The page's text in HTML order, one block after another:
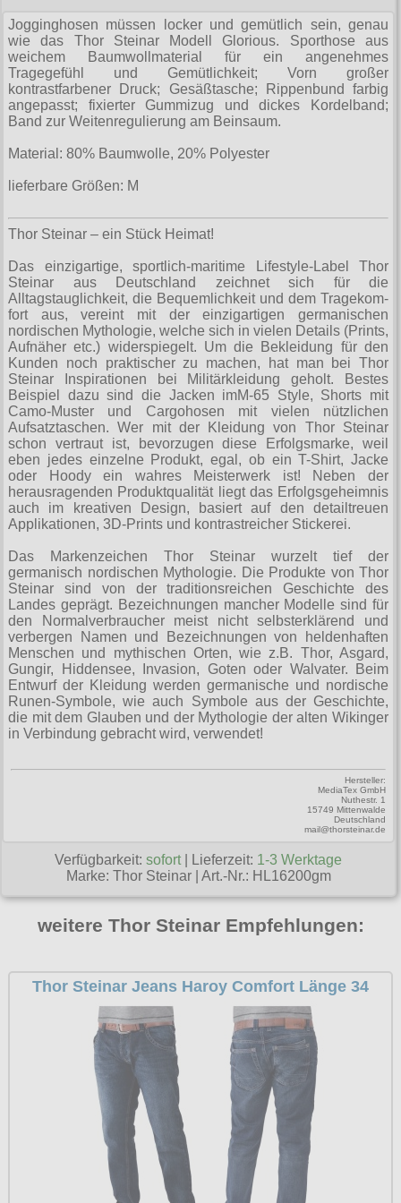
XXXXXL
XXXXXXL
Fliegerjacken
Jogginghosen
Outdoorbekleidung
Poloshirts
T-Shirts
Dobermann
Wikinger
Jogginghosen müssen locker und gemütlich sein, genau
wie das Thor Steinar Modell Glorious. Sporthose aus
weichem Baumwollmaterial für ein angenehmes
Tragegefühl und Gemütlichkeit; Vorn großer
kontrastfarbener Druck; Gesäßtasche; Rippenbund farbig
angepasst; fixierter Gummizug und dickes Kordelband;
Band zur Weitenregulierung am Beinsaum.
Material: 80% Baumwolle, 20% Polyester
lieferbare Größen: M
Thor Steinar – ein Stück Heimat!
Das einzigartige, sportlich-maritime Lifestyle-Label Thor
Steinar aus Deutschland zeichnet sich für die
Alltagstauglichkeit, die Bequemlichkeit und dem Tra­ge­kom­
fort aus, vereint mit der einzigartigen germanischen
nordischen Mythologie, welche sich in vielen Details (Prints,
Aufnäher etc.) widerspiegelt. Um die Bekleidung für den
Kunden noch praktischer zu machen, hat man bei Thor
Steinar Inspirationen bei Militärkleidung geholt. Bestes
Beispiel dazu sind die Jacken imМ-65 Style, Shorts mit
Camo-Muster und Cargohosen mit vielen nützlichen
Aufsatztaschen. Wer mit der Kleidung von Thor Steinar
schon vertraut ist, bevorzugen diese Erfolgsmarke, weil
eben jedes einzelne Produkt, egal, ob ein T-Shirt, Jacke
oder Hoody ein wahres Meisterwerk ist! Neben der
herausragenden Produktqualität liegt das Erfolgsgeheimnis
auch im kreativen Design, basiert auf den detailtreuen
Applikationen, 3D-Prints und kontrastreicher Stickerei.
Das Markenzeichen Thor Steinar wurzelt tief der
germanisch nordischen Mythologie. Die Produkte von Thor
Steinar sind von der traditionsreichen Geschichte des
Landes geprägt. Bezeichnungen mancher Modelle sind für
den Normalverbraucher meist nicht selbsterklärend und
verbergen Namen und Bezeichnungen von heldenhaften
Menschen und mythischen Orten, wie z.B. Thor, Asgard,
Gungir, Hiddensee, Invasion, Goten oder Walvater. Beim
Entwurf der Kleidung werden germanische und nordische
Runen-Symbole, wie auch Symbole aus der Geschichte,
die mit dem Glauben und der Mythologie der alten Wikinger
in Verbindung gebracht wird, verwendet!
Hersteller:
MediaTex GmbH
Nuthestr. 1
15749 Mittenwalde
Deutschland
mail@thorsteinar.de
Verfügbarkeit:sofort | Lieferzeit: 1-3 Werktage
Marke: Thor Steinar| Art.-Nr.: HL16200gm
weitere Thor Steinar Empfehlungen:
Thor Steinar Jeans Haroy Comfort Länge 34